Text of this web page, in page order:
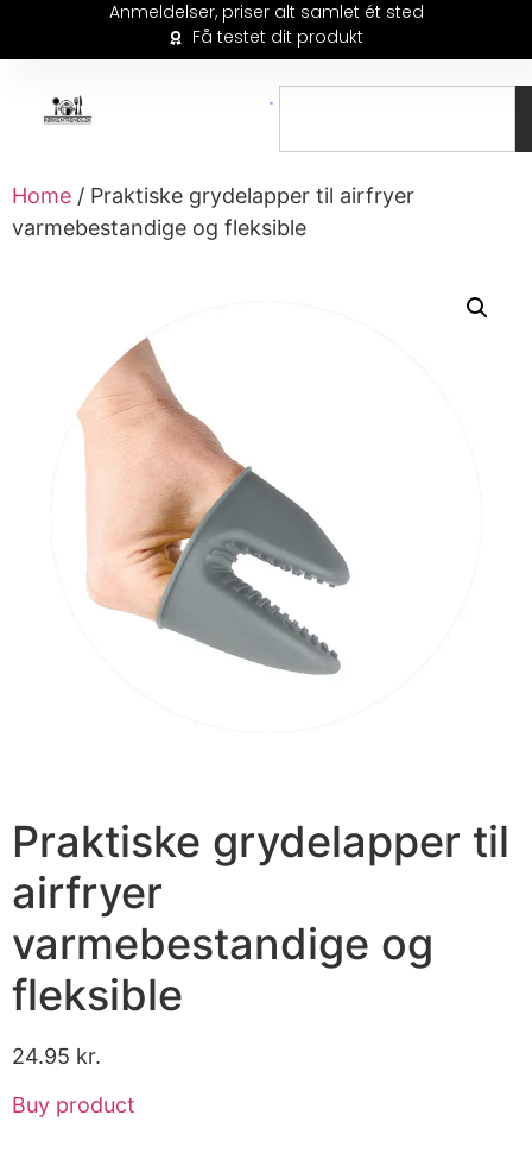
Anmeldelser, priser alt samlet ét sted
Få testet dit produkt
Home / Praktiske grydelapper til airfryer
varmebestandige og fleksible
Praktiske grydelapper til
airfryer
varmebestandige og
fleksible
24.95 kr.
Buy product